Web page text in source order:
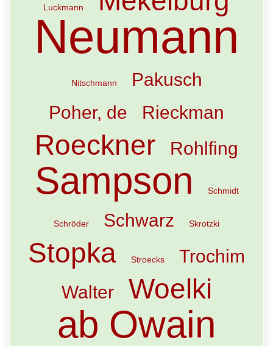
Luckmann
Neumann
Nitschmann
Pakusch
Poher, de
Rieckman
Roeckner Rohlfing
Sampson Schmidt
Schröder Schwarz Skrotzki
Stopka Stroecks
Trochim
Walter
Woelki
ab Owain